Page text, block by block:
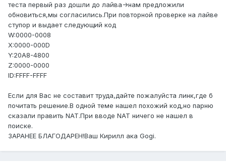
теста первый раз дошли до лайва->нам предложили
обновиться,мы согласились.При повторной проверке на лайве
ступор и выдает следующий код
W:0000-0008
X:0000-000D
Y:20A8-4800
Z:0000-0000
ID:FFFF-FFFF
Если для Вас не составит труда,дайте пожалуйста линк,где б
почитать решение.В одной теме нашел похожий код,но парню
сказали править NAT.При вводе NAT ничего не нашел в
поиске.
ЗАРАНЕЕ БЛАГОДАРЕН!Ваш Кирилл ака Gogi.